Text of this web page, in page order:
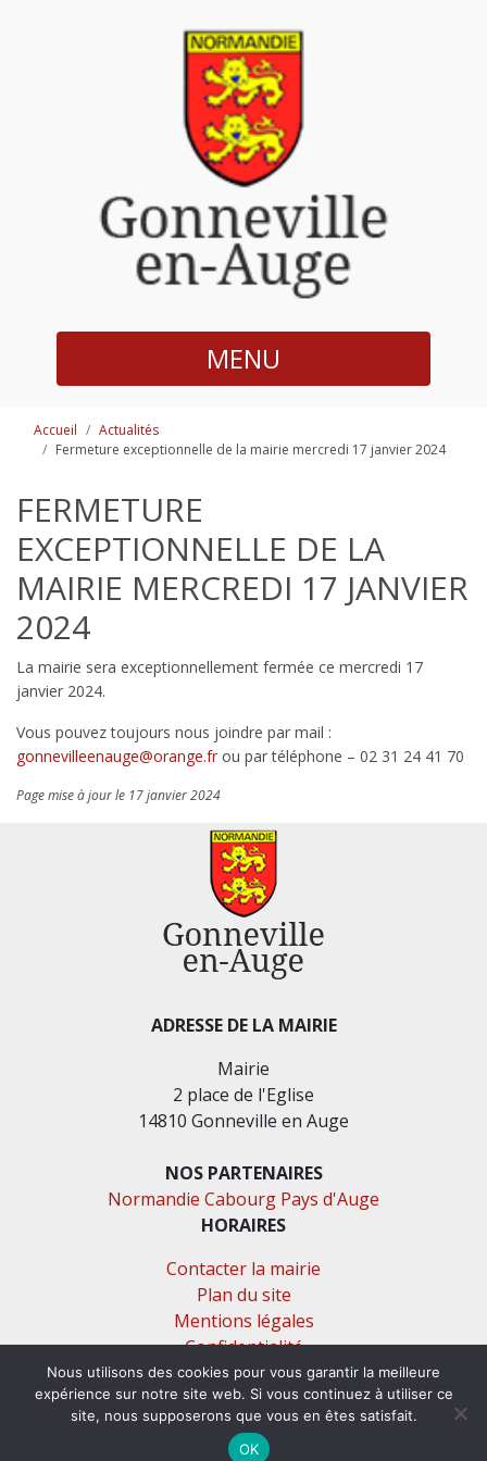
MENU
Accueil
Actualités
Fermeture exceptionnelle de la mairie mercredi 17 janvier 2024
FERMETURE
EXCEPTIONNELLE DE LA
MAIRIE MERCREDI 17 JANVIER
2024
La mairie sera exceptionnellement fermée ce mercredi 17
janvier 2024.
Vous pouvez toujours nous joindre par mail :
gonnevilleenauge@orange.fr ou par téléphone – 02 31 24 41 70
Page mise à jour le 17 janvier 2024
ADRESSE DE LA MAIRIE
Mairie
2 place de l'Eglise
14810 Gonneville en Auge
NOS PARTENAIRES
Normandie Cabourg Pays d'Auge
HORAIRES
Contacter la mairie
Plan du site
Mentions légales
Confidentialité
Accessibilité (en cours)
Encore un site Commu'net !
Nous utilisons des cookies pour vous garantir la meilleure
expérience sur notre site web. Si vous continuez à utiliser ce
site, nous supposerons que vous en êtes satisfait.
OK